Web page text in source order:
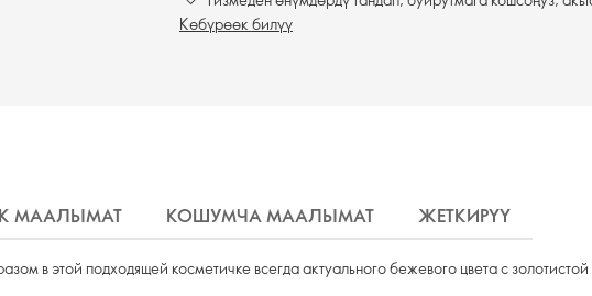
Көбүрөөк билүү
МААЛЫМАТ КОШУМЧА МААЛЫМАТ ЖЕТКИРҮҮ
в этой подходящей косметичке всегда актуального бежевого цвета с